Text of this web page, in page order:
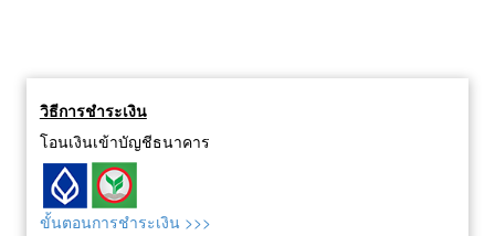
วิธีการชำระเงิน
โอนเงินเข้าบัญชีธนาคาร
ขั้นตอนการชำระเงิน >>>